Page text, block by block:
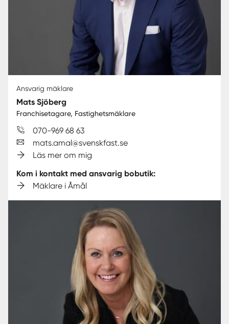
Ansvarig mäklare
Mats Sjöberg
Franchisetagare, Fastighetsmäklare
070-969 68 63
mats.amal@svenskfast.se
Läs mer om mig
Kom i kontakt med ansvarig bobutik:
Mäklare i Åmål